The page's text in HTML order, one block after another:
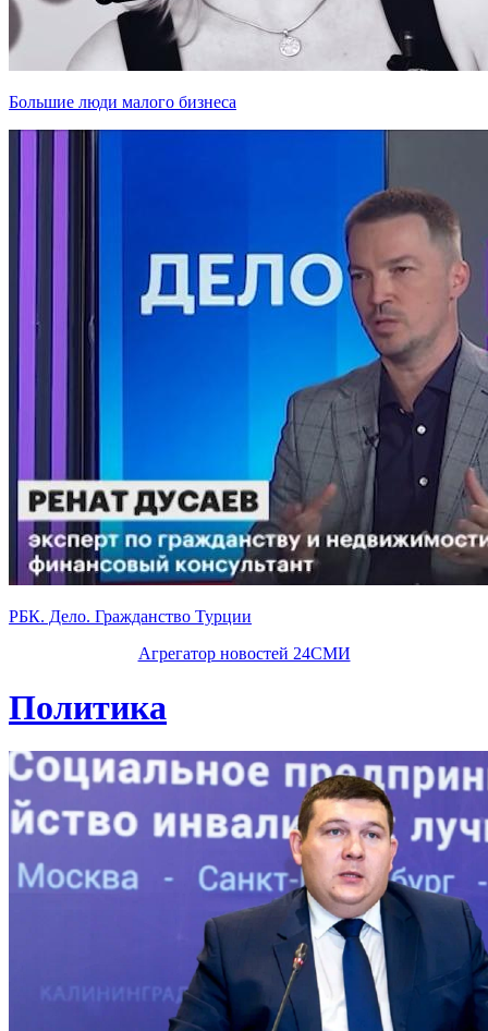
Большие люди малого бизнеса
РБК. Дело. Гражданство Турции
Агрегатор новостей 24СМИ
Политика